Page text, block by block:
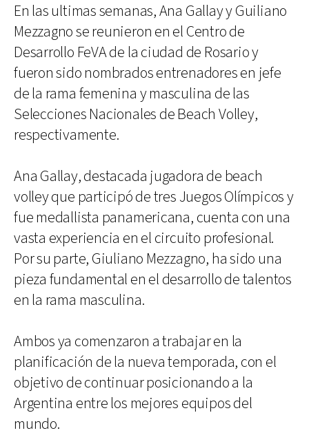
En las ultimas semanas, Ana Gallay y Guiliano
Mezzagno se reunieron en el Centro de
Desarrollo FeVA de la ciudad de Rosario y
fueron sido nombrados entrenadores en jefe
de la rama femenina y masculina de las
Selecciones Nacionales de Beach Volley,
respectivamente.
Ana Gallay, destacada jugadora de beach
volley que participó de tres Juegos Olímpicos y
fue medallista panamericana, cuenta con una
vasta experiencia en el circuito profesional.
Por su parte, Giuliano Mezzagno, ha sido una
pieza fundamental en el desarrollo de talentos
en la rama masculina.
Ambos ya comenzaron a trabajar en la
planificación de la nueva temporada, con el
objetivo de continuar posicionando a la
Argentina entre los mejores equipos del
mundo.